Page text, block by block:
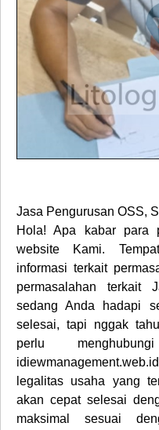
Jasa Pengurusan OSS,
Hola! Apa kabar para
website Kami.
informasi terkait
permasalahan terkait
sedang Anda hadapi
selesai, tapi nggak
perlu
legalitas usaha yang
akan cepat selesai
maksimal sesuai